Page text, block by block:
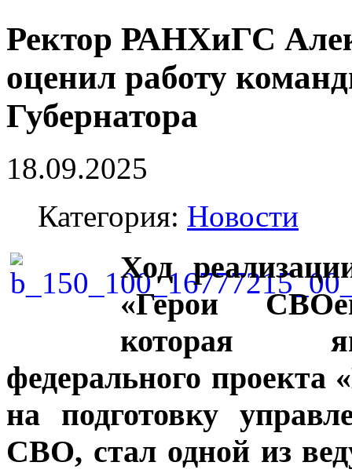
Ректор РАНХиГС
оценил работу
Губернатора
18.09.2025
Категория: Новости
Ход
«Герои
которая
федерального проекта
на подготовку
СВО, стал одной из